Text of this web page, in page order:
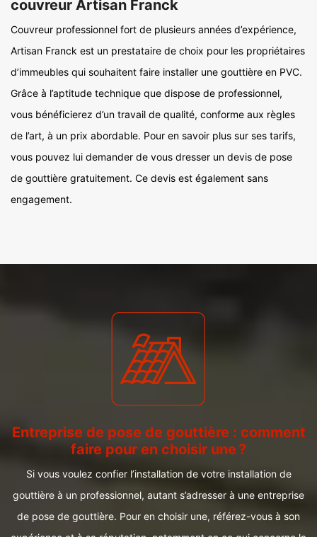
couvreur Artisan Franck
Couvreur professionnel fort de plusieurs années d’expérience,
Artisan Franck est un prestataire de choix pour les propriétaires
d’immeubles qui souhaitent faire installer une gouttière en PVC.
Grâce à l’aptitude technique que dispose de professionnel,
vous bénéficierez d’un travail de qualité, conforme aux règles
de l’art, à un prix abordable. Pour en savoir plus sur ses tarifs,
vous pouvez lui demander de vous dresser un devis de pose
de gouttière gratuitement. Ce devis est également sans
engagement.
Entreprise de pose de gouttière : comment
faire pour en choisir une ?
Si vous voulez confier l’installation de votre installation de
gouttière à un professionnel, autant s’adresser à une entreprise
de pose de gouttière. Pour en choisir une, référez-vous à son